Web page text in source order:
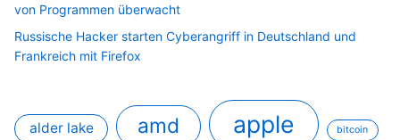
von Programmen überwacht
Russische Hacker starten Cyberangriff in Deutschland und
Frankreich mit Firefox
alder lake amd apple bitcoin